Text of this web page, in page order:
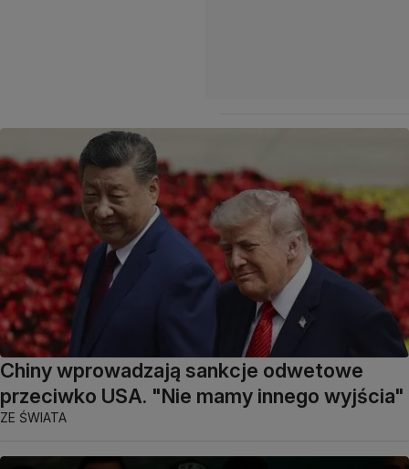
Chiny wprowadzają sankcje odwetowe
przeciwko USA. "Nie mamy innego wyjścia"
ZE ŚWIATA